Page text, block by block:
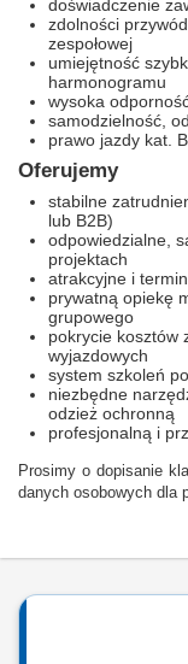
doświadczenie
zdolności
zespołowej
umiejętność
harmonogramu
wysoka
samodzielność,
prawo jazdy kat. B
Oferujemy
stabilne
lub B2B)
odpowiedzialne,
projektach
atrakcyjne i
prywatną opiekę
grupowego
pokrycie kosztów
wyjazdowych
system szkoleń
niezbędne
odzież ochronną
profesjonalną i
Prosimy o dopisanie
danych osobowych dla